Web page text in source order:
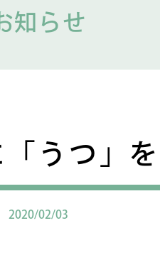
知らせ
うつ」
2020/02/03